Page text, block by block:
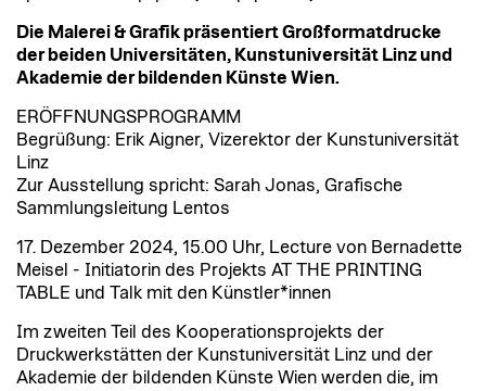
Die Malerei & Grafik präsentiert Großformatdrucke
der beiden Universitäten, Kunstuniversität Linz und
Akademie der bildenden Künste Wien.
ERÖFFNUNGSPROGRAMM
Begrüßung: Erik Aigner, Vizerektor der Kunstuniversität
Linz
Zur Ausstellung spricht: Sarah Jonas, Grafische
Sammlungsleitung Lentos
17. Dezember 2024, 15.00 Uhr, Lecture von Bernadette
Meisel - Initiatorin des Projekts AT THE PRINTING
TABLE und Talk mit den Künstler*innen
Im zweiten Teil des Kooperationsprojekts der
Druckwerkstätten der Kunstuniversität Linz und der
Akademie der bildenden Künste Wien werden die, im